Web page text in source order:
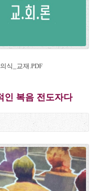
식_교재.PDF
인 복음 전도자다